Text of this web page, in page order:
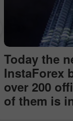
Today the
InstaForex
over 200
of them is